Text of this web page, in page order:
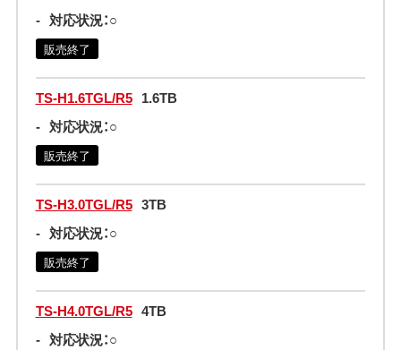
- 対応状況：○
販売終了
TS-H1.6TGL/R5 1.6TB
- 対応状況：○
販売終了
TS-H3.0TGL/R5 3TB
- 対応状況：○
販売終了
TS-H4.0TGL/R5 4TB
- 対応状況：○